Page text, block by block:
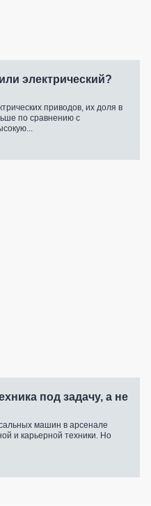
электрический?
приводов, их доля в
по сравнению с
под задачу, а не
машин в арсенале
и карьерной техники. Но